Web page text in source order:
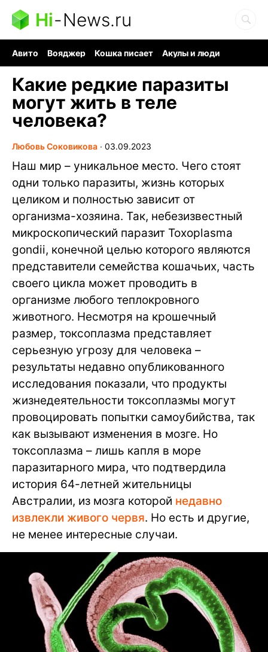
Hi-News.ru
Авито Вояджер Кошка писает
Акулы и люди
Какие редкие паразиты
могут жить в теле
человека?
Любовь Соковикова ∙ 03.09.2023
Наш мир – уникальное место. Чего стоят
одни только паразиты, жизнь которых
целиком и полностью зависит от
организма-хозяина. Так, небезизвестный
микроскопический паразит Toxoplasma
gondii, конечной целью которого являются
представители семейства кошачьих, часть
своего цикла может проводить в
организме любого теплокровного
животного. Несмотря на крошечный
размер, токсоплазма представляет
серьезную угрозу для человека –
результаты недавно опубликованного
исследования показали, что продукты
жизнедеятельности токсоплазмы могут
провоцировать попытки самоубийства, так
как вызывают изменения в мозге. Но
токсоплазма – лишь капля в море
паразитарного мира, что подтвердила
история 64-летней жительницы
Австралии, из мозга которой недавно
извлекли живого червя. Но есть и другие,
не менее интересные случаи.